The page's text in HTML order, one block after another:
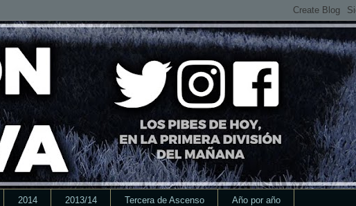
2014 2013/14 Tercera de Ascenso Año por año